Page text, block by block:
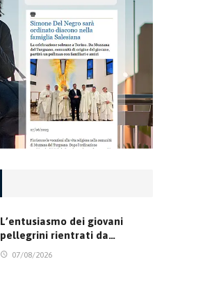
L’entusiasmo dei giovani
pellegrini rientrati da…
07/08/2026